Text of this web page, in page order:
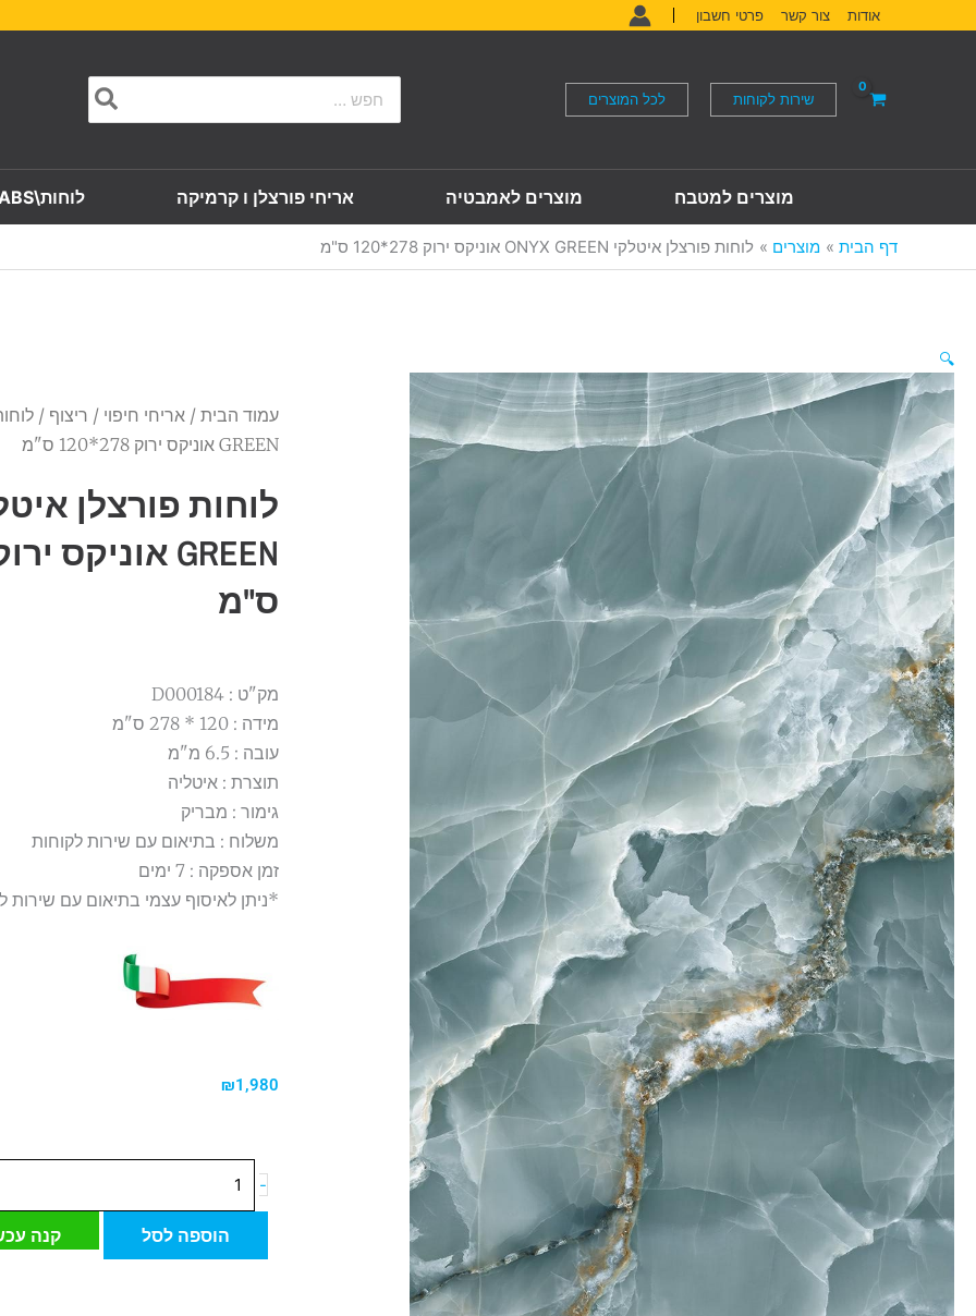
לתוכן
אודות צור קשר פרטי חשבון
שירות לקוחות לכל המוצרים
for:
מוצרים למטבח מוצרים לאמבטיה אריחי פורצלן ו קרמיקה לוחות\SLABS
דף הבית מוצרים לוחות פורצלן איטלקי ONYX GREEN אוניקס ירוק 278*120 ס"מ
🔍
עמוד הבית / אריחי חיפוי / ריצוף
GREEN אוניקס ירוק 278*120 ס"מ
ס"מ
מק"ט : D000184
מידה : 120 * 278 ס"מ
עובה : 6.5 מ"מ
תוצרת : איטליה
גימור : מבריק
משלוח : בתיאום עם שירות לקוחות
זמן אספקה : 7 ימים
*ניתן לאיסוף עצמי בתיאום עם שירות
₪1,980
-
של
פורצלן
הוספה לסל קנה